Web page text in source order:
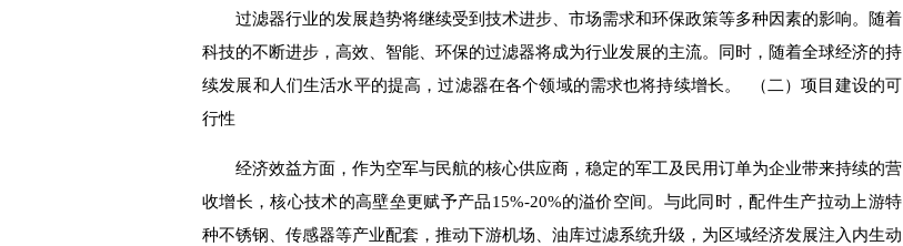
过滤器行业的发展趋势将继续受到 技术进步、市场需求和环保政策等多种因素的影响。随着
科技的不断进步，高效、智能、环保的过滤器将成为行业发展的主流。同时，随着全球经济的持
续发展和人们生活水平的提高，过滤器在各个领域的需求也将持续增长。
（二）项目建设的可
行性
经济效益方面，作为空军与民航的核心供应商，稳定的军工及民用订单为企业带来持续的营
收增长，核心技术的高壁垒更赋予产品15%-20%的溢价空间。与此同时，配件生产拉动上游特
种不锈钢、传感器等产业配套，推动下游机场、油库过滤系统升级，为区域经济发展注入内生动